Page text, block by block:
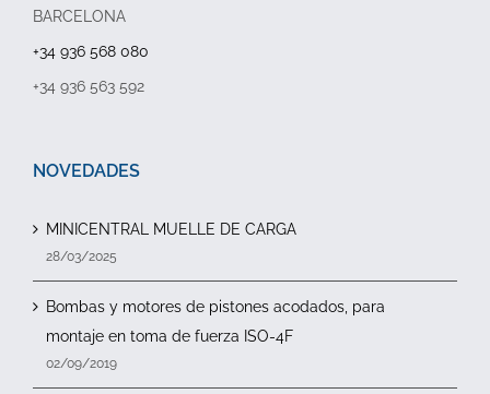
BARCELONA
+34 936 568 080
+34 936 563 592
NOVEDADES
MINICENTRAL MUELLE DE CARGA
28/03/2025
Bombas y motores de pistones acodados, para
montaje en toma de fuerza ISO-4F
02/09/2019